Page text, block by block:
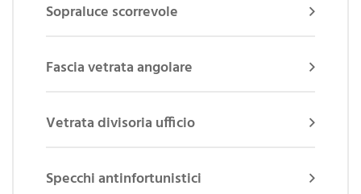
Sopraluce scorrevole
Fascia vetrata angolare
Vetrata divisoria ufficio
Specchi antinfortunistici